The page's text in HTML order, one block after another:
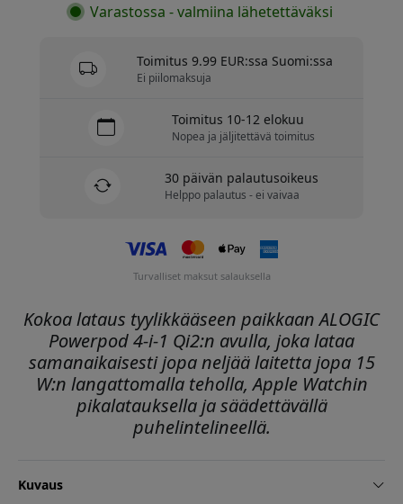
Varastossa - valmiina lähetettäväksi
Toimitus 9.99 EUR:ssa Suomi:ssa
Ei piilomaksuja
Toimitus 10-12 elokuu
Nopea ja jäljitettävä toimitus
30 päivän palautusoikeus
Helppo palautus - ei vaivaa
Turvalliset maksut salauksella
Kokoa lataus tyylikkääseen paikkaan ALOGIC
Powerpod 4-i-1 Qi2:n avulla, joka lataa
samanaikaisesti jopa neljää laitetta jopa 15
W:n langattomalla teholla, Apple Watchin
pikalatauksella ja säädettävällä
puhelintelineellä.
Kuvaus